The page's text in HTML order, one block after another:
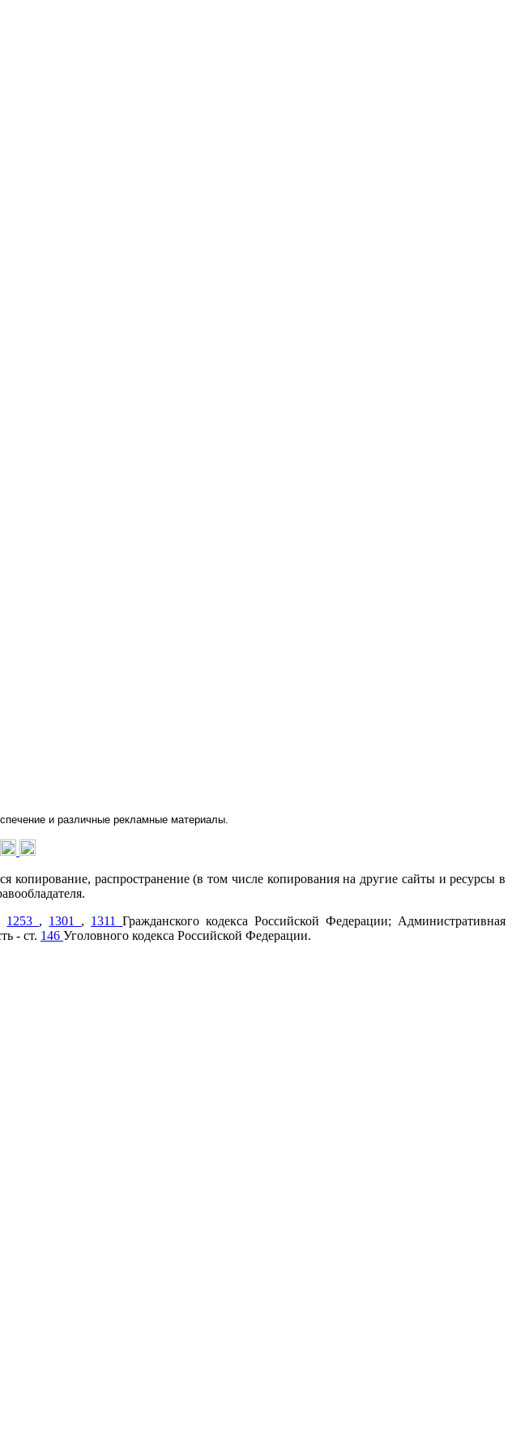
и различные рекламные материалы.
копирование, распространение (в том числе копирования на другие сайты и ресурсы в
1253 , 1301 , 1311Гражданского кодекса Российской Федерации; Административная
- ст. 146 Уголовного кодекса Российской Федерации.